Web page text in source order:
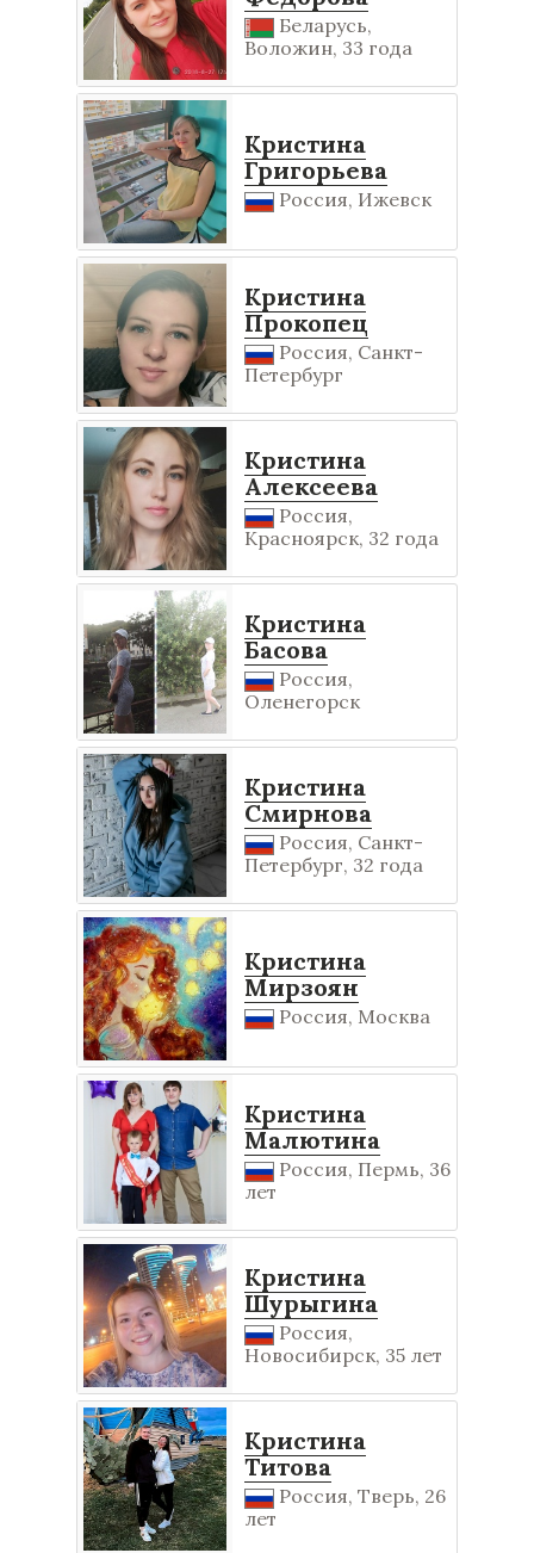
Беларусь,
Воложин, 33 года
Кристина
Григорьева
Россия, Ижевск
Кристина
Прокопец
Россия, Санкт-
Петербург
Кристина
Алексеева
Россия,
Красноярск, 32 года
Кристина
Басова
Россия,
Оленегорск
Кристина
Смирнова
Россия, Санкт-
Петербург, 32 года
Кристина
Мирзоян
Россия, Москва
Кристина
Малютина
Россия, Пермь, 36
лет
Кристина
Шурыгина
Россия,
Новосибирск, 35 лет
Кристина
Титова
Россия, Тверь, 26
лет